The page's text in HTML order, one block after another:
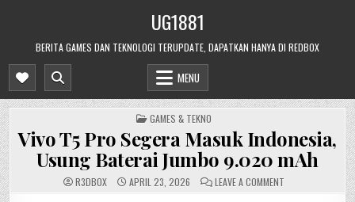
UG1881
BERITA GAMES DAN TEKNOLOGI TERUPDATE, DAPATKAN HANYA DI REDBOX
MENU
POSTED
IN
GAMES & TEKNO
Vivo T5 Pro Segera Masuk Indonesia,
Usung Baterai Jumbo 9.020 mAh
R3DB0X APRIL 23, 2026 LEAVE A COMMENTON